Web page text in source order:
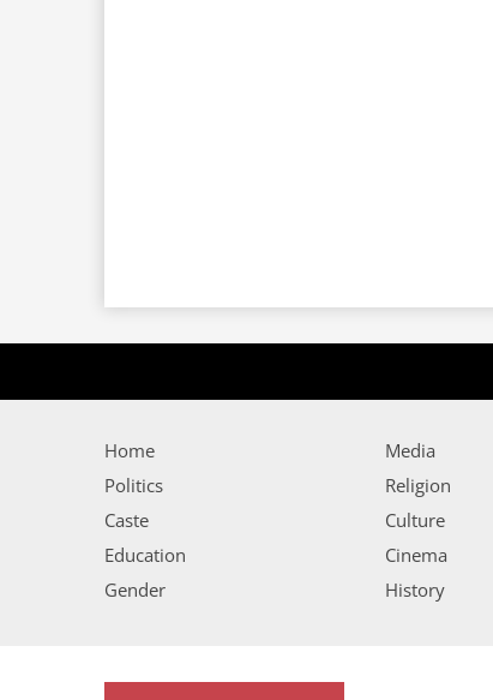
Home
Politics
Caste
Education
Gender
Media
Religion
Culture
Cinema
History